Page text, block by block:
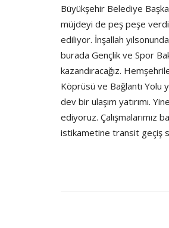
Büyükşehir Belediye
müjdeyi de peş peşe
ediliyor. İnşallah
burada Gençlik ve Spor
kazandıracağız.
Köprüsü ve Bağlantı Yolu
dev bir ulaşım yatırımı.
ediyoruz. Çalışmalarımız
istikametine transit geçiş